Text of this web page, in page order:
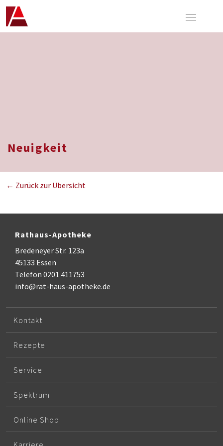
Neuigkeit
← Zurück zur Übersicht
Rathaus-Apotheke
Bredeneyer Str. 123a
45133 Essen
Telefon 0201 411753
info@rat-haus-apotheke.de
Kontakt
Rezepte
Service
Spektrum
Online Shop